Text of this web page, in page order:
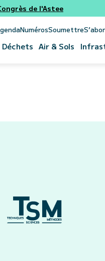
de l'Astee
NumérosSoumettre
Déchets Air & Sols